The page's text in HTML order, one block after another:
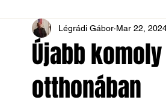
U9 U7 Evezős hírek
Csepel SC II Általános hírek
Újabb
otthonában
Légrádi Gábor Mar 22,